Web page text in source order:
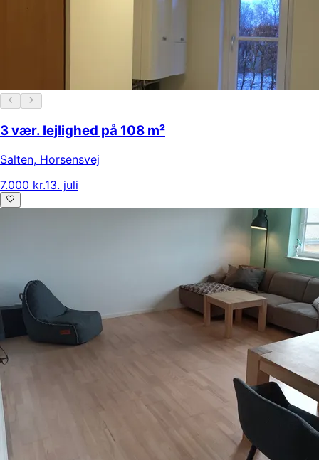
3 vær. lejlighed på 108 m²
Salten, Horsensvej
7.000 kr.13. juli